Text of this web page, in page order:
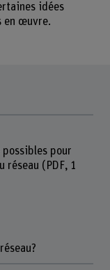
idées
en œuvre.
possibles pour
réseau (PDF, 1